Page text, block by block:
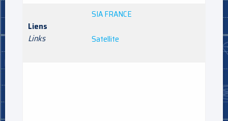
Liens
Links
SIA FRANCE
Satellite